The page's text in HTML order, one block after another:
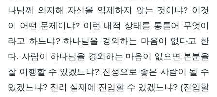
나님께 의지해 자신을 억제하지 않는 것이냐? 이것
이 어떤 문제이냐? 이런 내적 상태를 통틀어 무엇이
라고 하느냐? 하나님을 경외하는 마음이 없다고 한
다. 사람이 하나님을 경외하는 마음이 없으면 본분을
잘 이행할 수 있겠느냐? 진정으로 좋은 사람이 될 수
있겠느냐? 진리 실제에 진입할 수 있겠느냐? (진입할